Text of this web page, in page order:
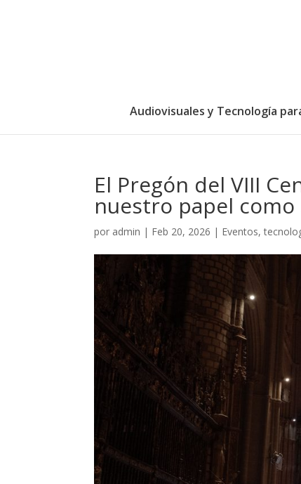
Audiovisuales y Tecnología
El Pregón del VIII
nuestro papel como
por admin | Feb 20, 2026 | Eventos,